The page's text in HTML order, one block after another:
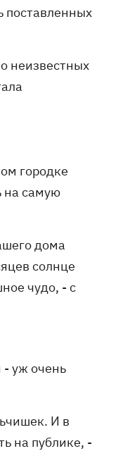
поставленных
неизвестных
городке
на самую
дома
солнце
чудо, - с
уж очень
И в
на публике, -